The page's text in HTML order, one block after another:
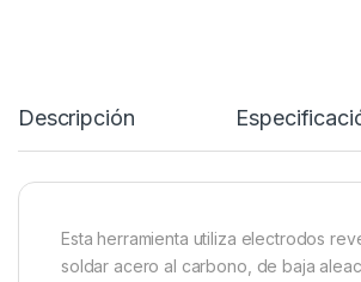
Descripción
Esta herramienta utiliza electrodos
soldar acero al carbono, de baja